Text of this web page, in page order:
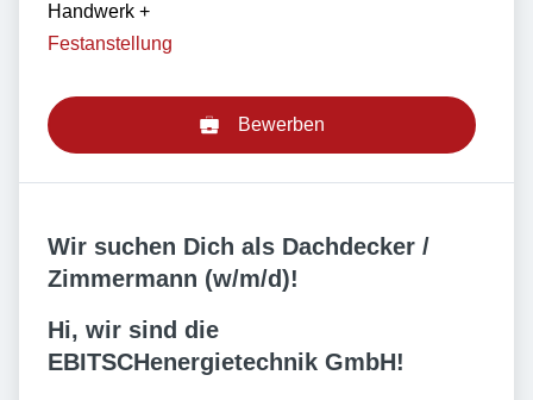
Handwerk +
Festanstellung
Bewerben
Wir suchen Dich als Dachdecker /
Zimmermann (w/m/d)!
Hi, wir sind die
EBITSCHenergietechnik GmbH!